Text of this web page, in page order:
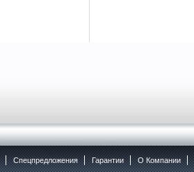
Спецпредложения Гарантии O Компании